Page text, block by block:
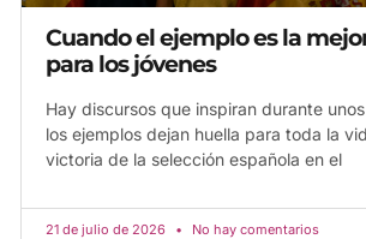
Cuando el ejemplo es la
para los jóvenes
Hay discursos que inspiran durante
los ejemplos dejan huella para toda la
victoria de la selección española en el
21 de julio de 2026 No hay comentarios